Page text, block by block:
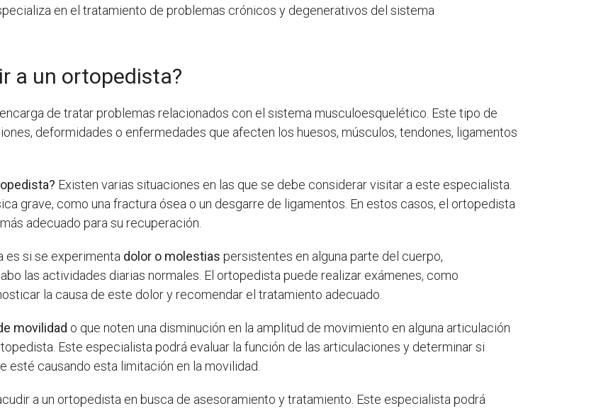
en el tratamiento de problemas crónicos y degenerativos del sistema
a un ortopedista?
de tratar problemas relacionados con el sistema musculoesquelético. Este tipo de
deformidades o enfermedades que afecten los huesos, músculos, tendones, ligamentos
Existen varias situaciones en las que se debe considerar visitar a este especialista.
grave, como una fractura ósea o un desgarre de ligamentos. En estos casos, el ortopedista
adecuado para su recuperación.
es si se experimenta dolor o molestias persistentes en alguna parte del cuerpo,
las actividades diarias normales. El ortopedista puede realizar exámenes, como
la causa de este dolor y recomendar el tratamiento adecuado.
movilidad o que noten una disminución en la amplitud de movimiento en alguna articulación
Este especialista podrá evaluar la función de las articulaciones y determinar si
esté causando esta limitación en la movilidad.
a un ortopedista en busca de asesoramiento y tratamiento. Este especialista podrá